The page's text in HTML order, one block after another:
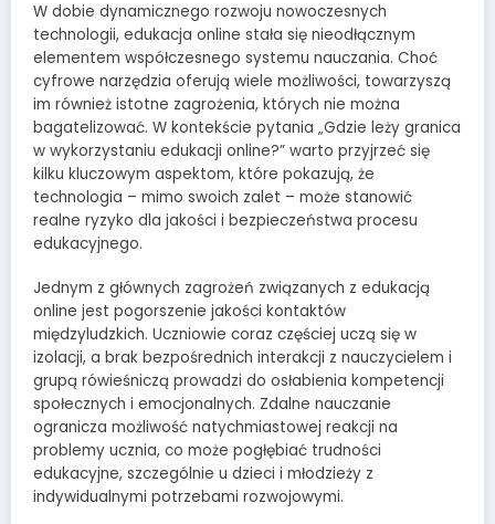
W dobie dynamicznego rozwoju nowoczesnych
technologii, edukacja online stała się nieodłącznym
elementem współczesnego systemu nauczania. Choć
cyfrowe narzędzia oferują wiele możliwości, towarzyszą
im również istotne zagrożenia, których nie można
bagatelizować. W kontekście pytania „Gdzie leży granica
w wykorzystaniu edukacji online?” warto przyjrzeć się
kilku kluczowym aspektom, które pokazują, że
technologia – mimo swoich zalet – może stanowić
realne ryzyko dla jakości i bezpieczeństwa procesu
edukacyjnego.
Jednym z głównych zagrożeń związanych z edukacją
online jest pogorszenie jakości kontaktów
międzyludzkich. Uczniowie coraz częściej uczą się w
izolacji, a brak bezpośrednich interakcji z nauczycielem i
grupą rówieśniczą prowadzi do osłabienia kompetencji
społecznych i emocjonalnych. Zdalne nauczanie
ogranicza możliwość natychmiastowej reakcji na
problemy ucznia, co może pogłębiać trudności
edukacyjne, szczególnie u dzieci i młodzieży z
indywidualnymi potrzebami rozwojowymi.